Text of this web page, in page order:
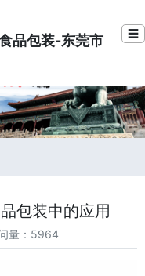
品包装-东莞市
☰
包装中的应用
量：5964